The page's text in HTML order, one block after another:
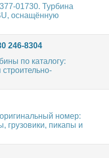
01730. Турбина
оснащённую
246-8304
по каталогу:
номер:
грузовики, пикапы и